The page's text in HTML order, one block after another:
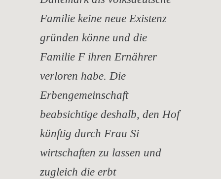
Familie keine neue Existenz
gründen könne und die
Familie F ihren Ernährer
verloren habe. Die
Erbengemeinschaft
beabsichtige deshalb, den Hof
künftig durch Frau Si
wirtschaften zu lassen und
zugleich die erbt